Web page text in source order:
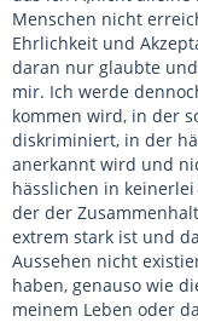
Menschen nicht
Ehrlichkeit und
daran nur glaubte
mir. Ich werde
kommen wird, in der
diskriminiert, in der
anerkannt wird und
hässlichen in
der der
extrem stark ist und
Aussehen nicht
haben, genauso wie
meinem Leben oder